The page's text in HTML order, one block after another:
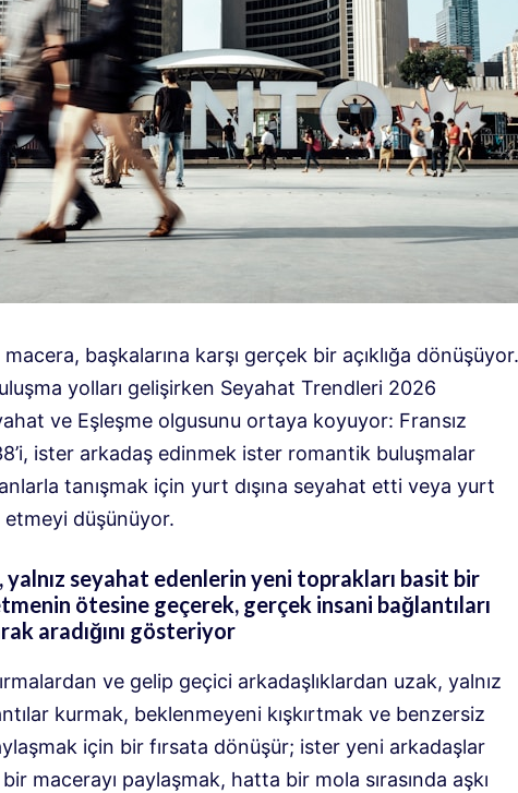
macera, başkalarına karşı gerçek bir açıklığa dönüşüyor.
yolları gelişirken Seyahat Trendleri 2026
ve Eşleşme olgusunu ortaya koyuyor: Fransız
ister arkadaş edinmek ister romantik buluşmalar
tanışmak için yurt dışına seyahat etti veya yurt
etmeyi düşünüyor.
yalnız seyahat edenlerin yeni toprakları basit bir
ötesine geçerek, gerçek insani bağlantıları
aradığını gösteriyor
ve gelip geçici arkadaşlıklardan uzak, yalnız
kurmak, beklenmeyeni kışkırtmak ve benzersiz
için bir fırsata dönüşür; ister yeni arkadaşlar
macerayı paylaşmak, hatta bir mola sırasında aşkı